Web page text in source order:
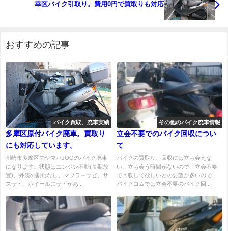
幸区バイク引取り。費用0円で買取りも対応
おすすめの記事
バイク買取、廃車実績
多摩区原付バイク廃車。買取り
にも対応しています。
川崎市多摩区でヤマハJOGのバイク廃車
になります。状態はエンジン不動(長期放
置)、外装の割れなし、マフラーサビ、サ
スサビ、ホイールにサビがあ...
その他のバイク廃車情報
立会不要でのバイク回収につい
て
バイクの買取り、回収には立ち会えな
い。立ち会う時間がないので、立会不要
で回収して欲しいとの要望が多いので、
バイクコムでは立会不要のバイク回...